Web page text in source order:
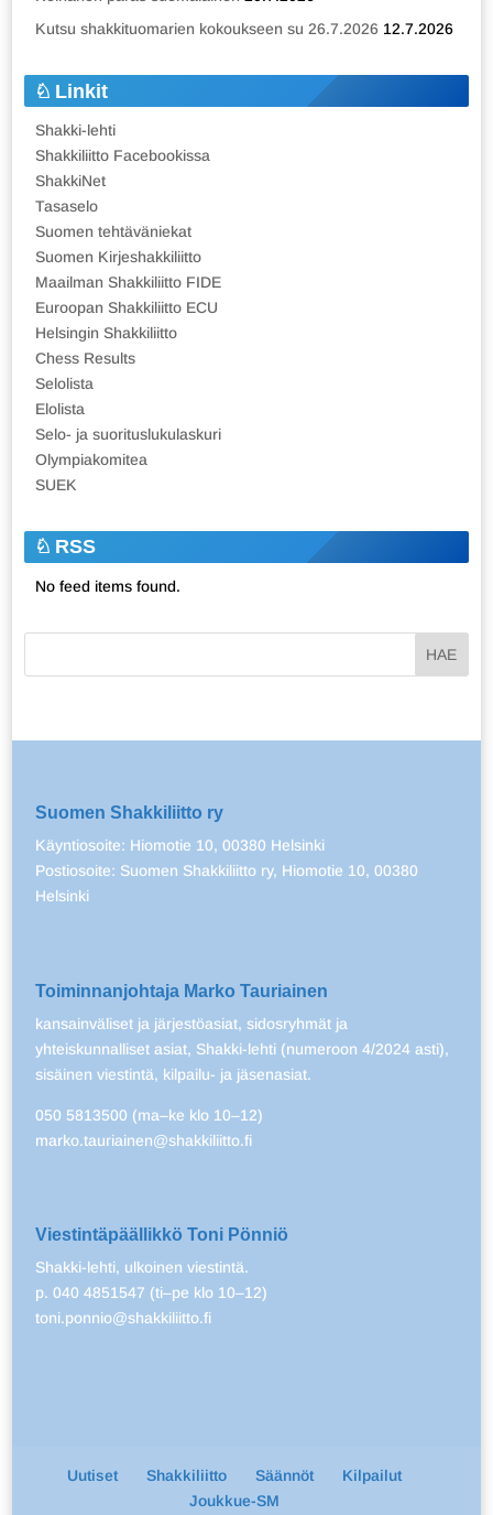
Kutsu shakkituomarien kokoukseen su 26.7.2026 12.7.2026
Linkit
Shakki-lehti
Shakkiliitto Facebookissa
ShakkiNet
Tasaselo
Suomen tehtäväniekat
Suomen Kirjeshakkiliitto
Maailman Shakkiliitto FIDE
Euroopan Shakkiliitto ECU
Helsingin Shakkiliitto
Chess Results
Selolista
Elolista
Selo- ja suorituslukulaskuri
Olympiakomitea
SUEK
RSS
No feed items found.
Suomen Shakkiliitto ry
Käyntiosoite: Hiomotie 10, 00380 Helsinki
Postiosoite: Suomen Shakkiliitto ry, Hiomotie 10, 00380
Helsinki
Toiminnanjohtaja Marko Tauriainen
kansainväliset ja järjestöasiat, sidosryhmät ja
yhteiskunnalliset asiat, Shakki-lehti (numeroon 4/2024 asti),
sisäinen viestintä, kilpailu- ja jäsenasiat.
050 5813500 (ma–ke klo 10–12)
marko.tauriainen@shakkiliitto.fi
Viestintäpäällikkö Toni Pönniö
Shakki-lehti, ulkoinen viestintä.
p. 040 4851547 (ti–pe klo 10–12)
toni.ponnio@shakkiliitto.fi
Uutiset Shakkiliitto Säännöt
Kilpailut
Joukkue-SM